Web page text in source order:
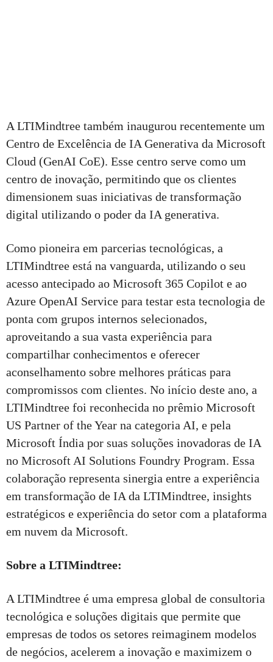
A LTIMindtree também inaugurou recentemente um
Centro de Excelência de IA Generativa da Microsoft
Cloud (GenAI CoE). Esse centro serve como um
centro de inovação, permitindo que os clientes
dimensionem suas iniciativas de transformação
digital utilizando o poder da IA generativa.
Como pioneira em parcerias tecnológicas, a
LTIMindtree está na vanguarda, utilizando o seu
acesso antecipado ao Microsoft 365 Copilot e ao
Azure OpenAI Service para testar esta tecnologia de
ponta com grupos internos selecionados,
aproveitando a sua vasta experiência para
compartilhar conhecimentos e oferecer
aconselhamento sobre melhores práticas para
compromissos com clientes. No início deste ano, a
LTIMindtree foi reconhecida no prêmio Microsoft
US Partner of the Year na categoria AI, e pela
Microsoft Índia por suas soluções inovadoras de IA
no Microsoft AI Solutions Foundry Program. Essa
colaboração representa sinergia entre a experiência
em transformação de IA da LTIMindtree, insights
estratégicos e experiência do setor com a plataforma
em nuvem da Microsoft.
Sobre a LTIMindtree:
A LTIMindtree é uma empresa global de consultoria
tecnológica e soluções digitais que permite que
empresas de todos os setores reimaginem modelos
de negócios, acelerem a inovação e maximizem o